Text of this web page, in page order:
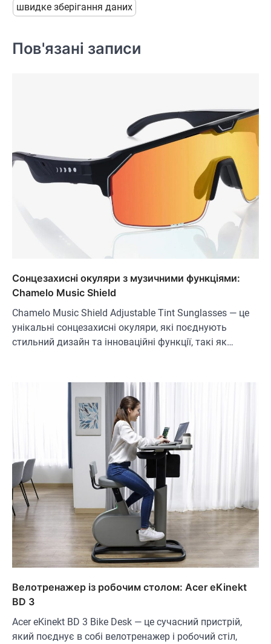
швидке зберігання даних
Пов'язані записи
Сонцезахисні окуляри з музичними функціями:
Chamelo Music Shield
Chamelo Music Shield Adjustable Tint Sunglasses — це
унікальні сонцезахисні окуляри, які поєднують
стильний дизайн та інноваційні функції, такі як…
Велотренажер із робочим столом: Acer eKinekt
BD 3
Acer eKinekt BD 3 Bike Desk — це сучасний пристрій,
який поєднує в собі велотренажер і робочий стіл,